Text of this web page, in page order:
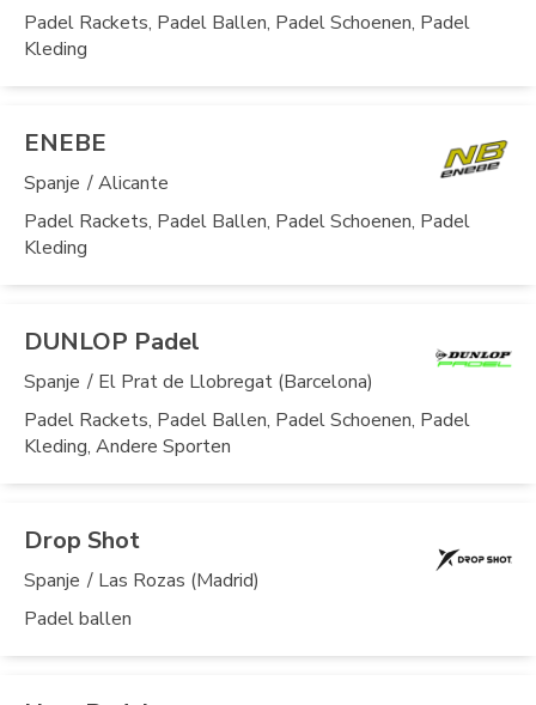
Padel Rackets, Padel Ballen, Padel Schoenen, Padel
Kleding
ENEBE
Spanje / Alicante
Padel Rackets, Padel Ballen, Padel Schoenen, Padel
Kleding
DUNLOP Padel
Spanje / El Prat de Llobregat (Barcelona)
Padel Rackets, Padel Ballen, Padel Schoenen, Padel
Kleding, Andere Sporten
Drop Shot
Spanje / Las Rozas (Madrid)
Padel ballen